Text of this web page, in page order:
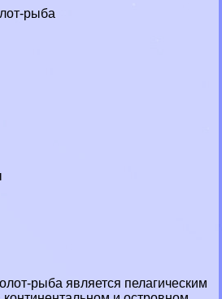
рыба
рыба является пелагическим